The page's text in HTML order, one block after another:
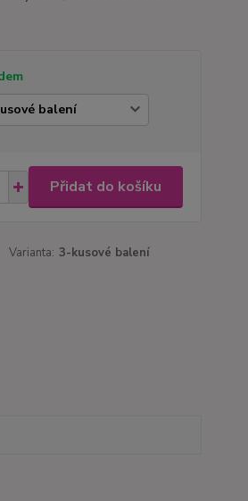
Přidat do košíku
Varianta: 3-kusové balení